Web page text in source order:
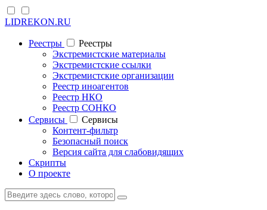
LIDREKON.RU
Реестры
Реестры
Экстремистские материалы
Экстремистские ссылки
Экстремистские организации
Реестр иноагентов
Реестр НКО
Реестр СОНКО
Cервисы
Cервисы
Контент-фильтр
Безопасный поиск
Версия сайта для слабовидящих
Скрипты
О проекте